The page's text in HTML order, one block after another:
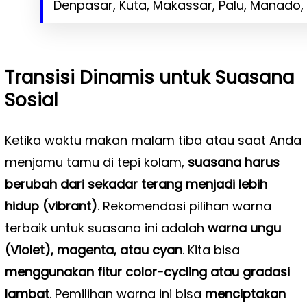
Denpasar, Kuta, Makassar, Palu,
Transisi Dinamis untuk Suasana
Sosial
Ketika waktu makan malam tiba atau saat Anda
menjamu tamu di tepi kolam, suasana harus
berubah dari sekadar terang menjadi lebih
hidup (vibrant). Rekomendasi pilihan warna
terbaik untuk suasana ini adalah warna ungu
(Violet), magenta, atau cyan. Kita bisa
menggunakan fitur color-cycling atau gradasi
lambat. Pemilihan warna ini bisa menciptakan